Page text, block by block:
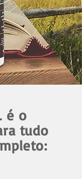
é o
tudo